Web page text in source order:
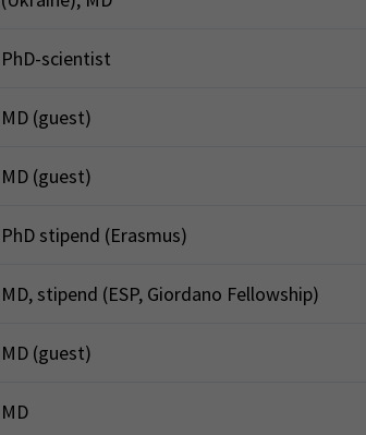
PhD-scientist
MD (guest)
MD (guest)
PhD stipend (Erasmus)
MD, stipend (ESP, Giordano Fellowship)
MD (guest)
MD